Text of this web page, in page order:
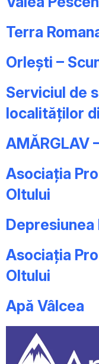
Terra
Orlești –
Serviciul de
localităților
AMĂRGLAV
Asociația
Oltului
Depresiunea
Asociația
Oltului
Apă Vâlcea